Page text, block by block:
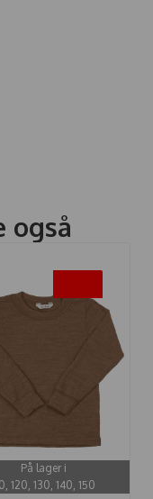
også
På lager i
120, 130, 140, 150